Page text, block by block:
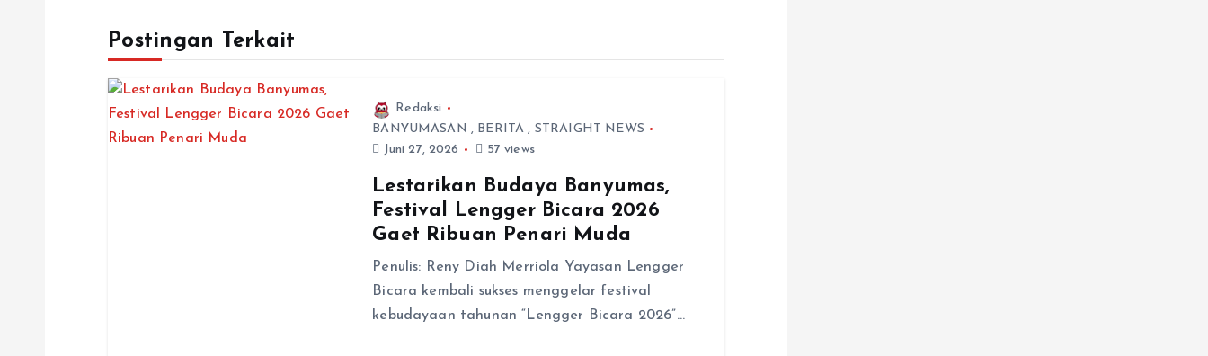
Postingan Terkait
Redaksi
BANYUMASAN , BERITA , STRAIGHT NEWS
Juni 27, 2026
57 views
Lestarikan Budaya Banyumas,
Festival Lengger Bicara 2026
Gaet Ribuan Penari Muda
Penulis: Reny Diah Merriola Yayasan Lengger
Bicara kembali sukses menggelar festival
kebudayaan tahunan “Lengger Bicara 2026”…